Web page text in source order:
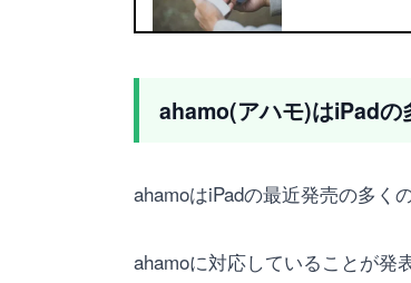
ahamo(アハモ)はiPadの
ahamoはiPadの最近発売の多く
ahamoに対応していることが発